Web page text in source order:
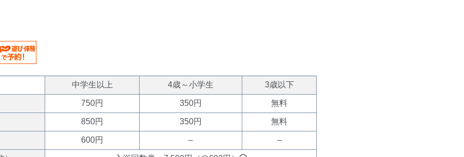
中学生以上 4歳～小学生 3歳以下
750円 350円 無料
850円 350円 無料
600円 – –